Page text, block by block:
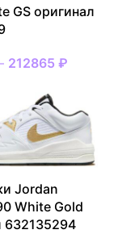
GS оригинал
212865 ₽
Jordan
White Gold
632135294